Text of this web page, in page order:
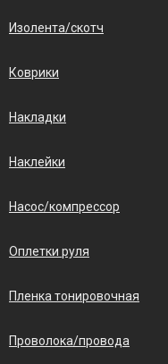
Изолента/скотч
Коврики
Накладки
Наклейки
Насос/компрессор
Оплетки руля
Пленка тонировочная
Проволока/провода